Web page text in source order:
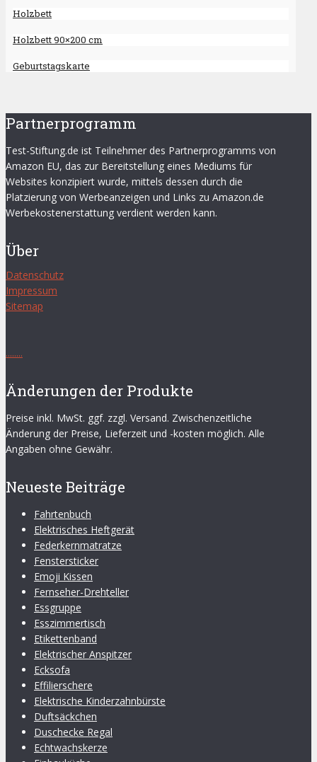
Holzbett
Holzbett 90×200 cm
Geburtstagskarte
Partnerprogramm
Test-Stiftung.de ist Teilnehmer des Partnerprogramms von
Amazon EU, das zur Bereitstellung eines Mediums für
Websites konzipiert wurde, mittels dessen durch die
Platzierung von Werbeanzeigen und Links zu Amazon.de
Werbekostenerstattung verdient werden kann.
Über
Datenschutz
Impressum
Sitemap
........
Änderungen der Produkte
Preise inkl. MwSt. ggf. zzgl. Versand. Zwischenzeitliche
Änderung der Preise, Lieferzeit und -kosten möglich. Alle
Angaben ohne Gewähr.
Neueste Beiträge
Fahrtenbuch
Elektrisches Heftgerät
Federkernmatratze
Fenstersticker
Emoji Kissen
Fernseher-Drehteller
Essgruppe
Esszimmertisch
Etikettenband
Elektrischer Anspitzer
Ecksofa
Effilierschere
Elektrische Kinderzahnbürste
Duftsäckchen
Duschecke Regal
Echtwachskerze